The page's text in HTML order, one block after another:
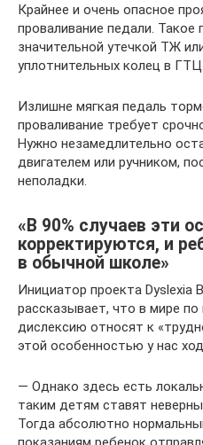
Крайнее и очень опасное
проваливание педали. Такое
значительной утечкой ТЖ
уплотнительных колец в ГТЦ.
Излишне мягкая педаль
проваливание требует
Нужно незамедлительно
двигателем или ручником,
неполадки.
«В 90% случаев эти
корректируются, и
в обычной школе»
Инициатор проекта Dyslexia
рассказывает, что в мире
дислексию относят к
этой особенностью у нас
— Однако здесь есть
таким детям ставят
Тогда абсолютно